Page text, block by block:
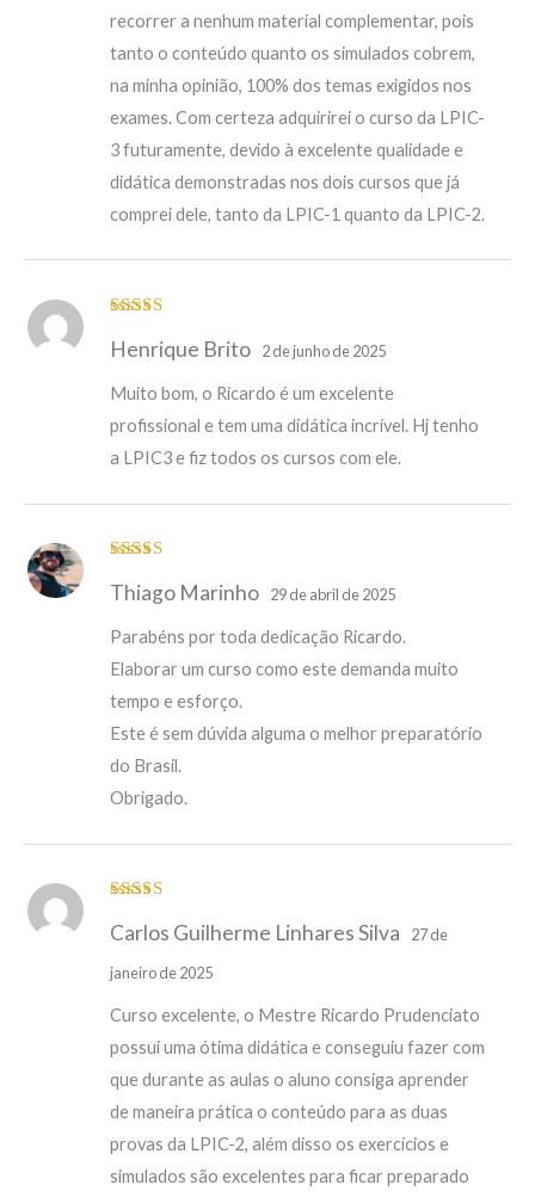
recorrer a nenhum material complementar, pois
tanto o conteúdo quanto os simulados cobrem,
na minha opinião, 100% dos temas exigidos nos
exames. Com certeza adquirirei o curso da LPIC-
3 futuramente, devido à excelente qualidade e
didática demonstradas nos dois cursos que já
comprei dele, tanto da LPIC-1 quanto da LPIC-2.
de 5
Henrique Brito 2 de junho de 2025
Muito bom, o Ricardo é um excelente
profissional e tem uma didática incrível. Hj tenho
a LPIC3 e fiz todos os cursos com ele.
de 5
Thiago Marinho 29 de abril de 2025
Parabéns por toda dedicação Ricardo.
Elaborar um curso como este demanda muito
tempo e esforço.
Este é sem dúvida alguma o melhor preparatório
do Brasil.
Obrigado.
de 5
Carlos Guilherme Linhares Silva
27 de
janeiro de 2025
Curso excelente, o Mestre Ricardo Prudenciato
possui uma ótima didática e conseguiu fazer com
que durante as aulas o aluno consiga aprender
de maneira prática o conteúdo para as duas
provas da LPIC-2, além disso os exercícios e
simulados são excelentes para ficar preparado